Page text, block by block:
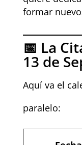
formar
📅 La
13 de
Aquí va el
paralelo: